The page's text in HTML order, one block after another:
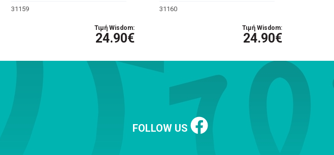
31159
Τιμή Wisdom:
24.90€
31160
Τιμή Wisdom:
24.90€
FOLLOW US